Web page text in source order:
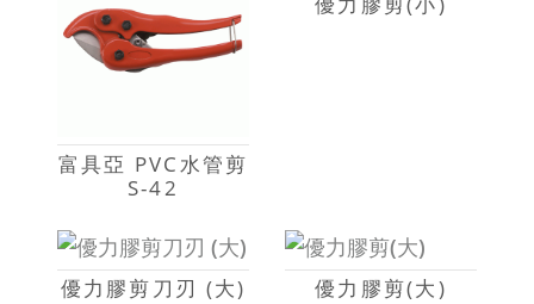
富具亞 PVC水管剪
S-42
優力膠剪刀刃 (大) 優力膠剪(大)